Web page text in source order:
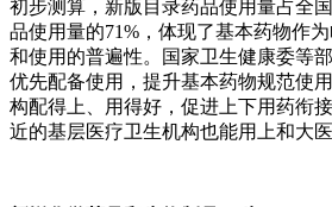
初步测算，新版目录药品使用量占全
品使用量的71%，体现了基本药物作
和使用的普遍性。国家卫生健康委等
优先配备使用，提升基本药物规范使
构配得上、用得好，促进上下用药衔
近的基层医疗卫生机构也能用上和大